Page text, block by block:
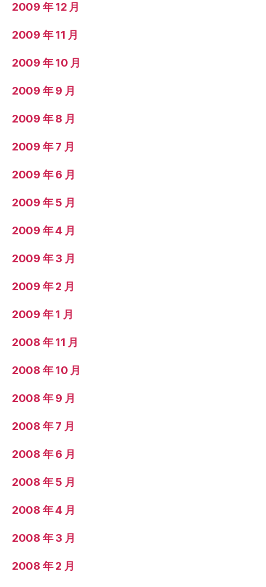
2009 年 12 月
2009 年 11 月
2009 年 10 月
2009 年 9 月
2009 年 8 月
2009 年 7 月
2009 年 6 月
2009 年 5 月
2009 年 4 月
2009 年 3 月
2009 年 2 月
2009 年 1 月
2008 年 11 月
2008 年 10 月
2008 年 9 月
2008 年 7 月
2008 年 6 月
2008 年 5 月
2008 年 4 月
2008 年 3 月
2008 年 2 月